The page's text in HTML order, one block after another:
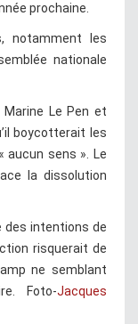
prochaine.
notamment les
nationale
Le Pen et
boycotterait les
aucun sens ». Le
la dissolution
des intentions de
risquerait de
ne semblant
Foto-Jacques